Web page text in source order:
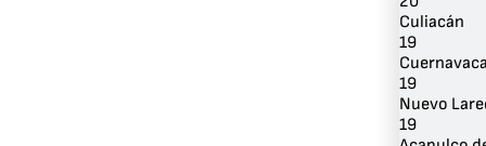
Culiacán
19
19
Nuevo
19